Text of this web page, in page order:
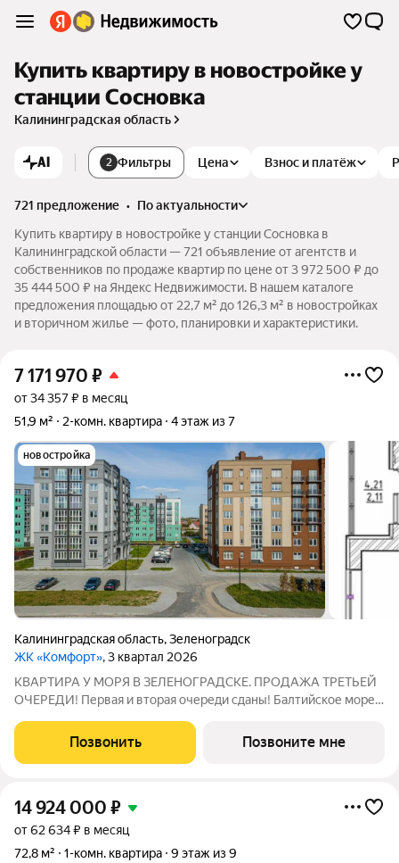
Купить квартиру в новостройке у
станции Сосновка
Калининградская область
AI 2 Фильтры Цена Взнос и платёж
721 предложение •
по актуальности
Купить квартиру в новостройке у станции Сосновка в
Калининградской области — 721 объявление от агентств и
собственников по продаже квартир по цене от 3 972 500 ₽ до
35 444 500 ₽ на Яндекс Недвижимости. В нашем каталоге
предложения площадью от 22,7 м² до 126,3 м² в новостройках
и вторичном жилье — фото, планировки и характеристики.
7 171 970 ₽
от 34 357 ₽ в месяц
51,9 м²
2-комн. квартира 4 этаж из 7
новостройка
Калининградская область,Зеленоградск
ЖК «Комфорт», 3 квартал 2026
КВАРТИРА У МОРЯ В ЗЕЛЕНОГРАДСКЕ. ПРОДАЖА ТРЕТЬЕЙ
ОЧЕРЕДИ! Первая и вторая очереди сданы! Балтийское море в
застройщика Семейная ипотека от 2.2% Рассрочка от
застройщика 0% Траншевая ипотека от
Позвонить Позвоните мне
14 924 000 ₽
от 62 634 ₽ в месяц
72,8 м²
1-комн. квартира 9 этаж из 9